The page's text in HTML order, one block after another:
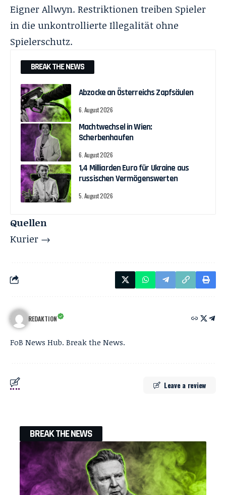
Eigner Allwyn. Restriktionen treiben Spieler
in die unkontrollierte Illegalität ohne
Spielerschutz.
BREAK THE NEWS
Abzocke an Österreichs Zapfsäulen
6. August 2026
Machtwechsel in Wien:
Scherbenhaufen
6. August 2026
1,4 Milliarden Euro für Ukraine aus
russischen Vermögenswerten
5. August 2026
Quellen
Kurier →
REDAKTION
FoB News Hub. Break the News.
Leave a review
BREAK THE NEWS